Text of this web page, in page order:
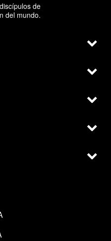
de
del mundo.